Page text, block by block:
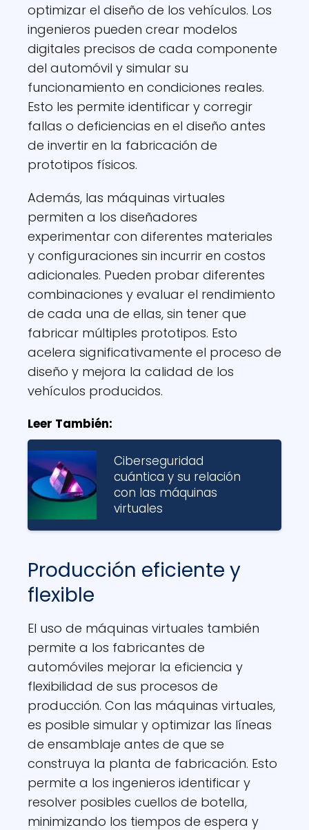
optimizar el diseño de los vehículos. Los
ingenieros pueden crear modelos
digitales precisos de cada componente
del automóvil y simular su
funcionamiento en condiciones reales.
Esto les permite identificar y corregir
fallas o deficiencias en el diseño antes
de invertir en la fabricación de
prototipos físicos.
Además, las máquinas virtuales
permiten a los diseñadores
experimentar con diferentes materiales
y configuraciones sin incurrir en costos
adicionales. Pueden probar diferentes
combinaciones y evaluar el rendimiento
de cada una de ellas, sin tener que
fabricar múltiples prototipos. Esto
acelera significativamente el proceso de
diseño y mejora la calidad de los
vehículos producidos.
Leer También:
Ciberseguridad
cuántica y su relación
con las máquinas
virtuales
Producción eficiente y
flexible
El uso de máquinas virtuales también
permite a los fabricantes de
automóviles mejorar la eficiencia y
flexibilidad de sus procesos de
producción. Con las máquinas virtuales,
es posible simular y optimizar las líneas
de ensamblaje antes de que se
construya la planta de fabricación. Esto
permite a los ingenieros identificar y
resolver posibles cuellos de botella,
minimizando los tiempos de espera y